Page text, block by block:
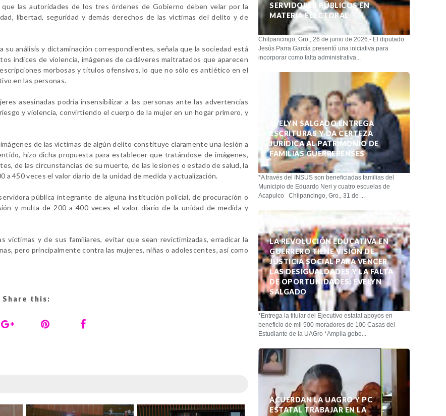
las autoridades de los tres órdenes de Gobierno deben velar por la
libertad, seguridad y demás derechos de las víctimas del delito y de
análisis y dictaminación correspondientes, señala que la sociedad está
índices de violencia, imágenes de cadáveres maltratados que aparecen
morbosas y títulos ofensivos, lo que no sólo es antiético en el
en las personas.
asesinadas podría insensibilizar a las personas ante las advertencias
y violencia, convirtiendo el cuerpo de la mujer en un hogar primero, y
de las víctimas de algún delito constituye claramente una lesión a
hizo dicha propuesta para establecer que tratándose de imágenes,
de las circunstancias de su muerte, de las lesiones o estado de salud, la
450 veces el valor diario de la unidad de medida y actualización.
pública integrante de alguna institución policial, de procuración o
y multa de 200 a 400 veces el valor diario de la unidad de medida y
víctimas y de sus familiares, evitar que sean revictimizadas, erradicar la
pero principalmente contra las mujeres, niñas o adolescentes, así como
Share this:
SERVIDORES PÚBLICOS EN
MATERIA ELECTORAL
Chilpancingo, Gro., 26 de junio de 2026.- El diputado
Jesús Parra García presentó una iniciativa para
incorporar como falta administrativa...
EVELYN SALGADO ENTREGA
ESCRITURAS Y DA CERTEZA
JURÍDICA AL PATRIMONIO DE
FAMILIAS GUERRERENSES
*A través del INSUS son beneficiadas familias del
Municipio de Eduardo Neri y cuatro escuelas de
Acapulco Chilpancingo, Gro., 31 de ...
LA REVOLUCIÓN EDUCATIVA EN
GUERRERO TIENE VISIÓN DE
JUSTICIA SOCIAL PARA VENCER
LAS DESIGUALDADES Y LA FALTA
DE OPORTUNIDADES: EVELYN
SALGADO
*Entrega la titular del Ejecutivo estatal apoyos en
beneficio de mil 500 moradores de 100 Casas del
Estudiante de la UAGro *Amplía gobe...
ACUERDAN LA UAGRO Y PC
ESTATAL TRABAJAR EN LA